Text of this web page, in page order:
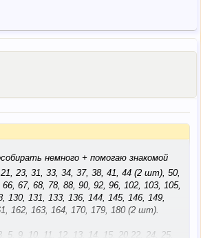
немного + помогаю знакомой
23, 31, 33, 34, 37, 38, 41, 44 (2 шт), 50,
67, 68, 78, 88, 90, 92, 96, 102, 103, 105,
130, 131, 133, 136, 144, 145, 146, 149,
162, 163, 164, 170, 179, 180 (2 шт).
5, 9, 10, 11, 12, 13, 14, 15, 20,22, 24, 25,